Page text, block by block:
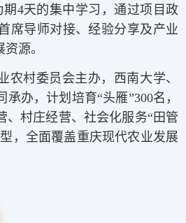
4天的集中学习，通过项目政
席导师对接、经验分享及产业
源。
农村委员会主办，西南大学、
办，计划培育“头雁”300名，
、村庄经营、社会化服务“田管
，全面覆盖重庆现代农业发展